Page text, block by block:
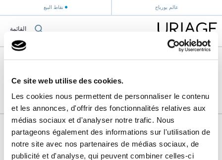
Ce site web utilise des cookies.
Les cookies nous permettent de personnaliser le contenu
et les annonces, d'offrir des fonctionnalités relatives aux
médias sociaux et d'analyser notre trafic. Nous
partageons également des informations sur l'utilisation de
notre site avec nos partenaires de médias sociaux, de
publicité et d'analyse, qui peuvent combiner celles-ci
عالم يورياج نقاط البيع
القائمة
الصفحة الرئيسية›